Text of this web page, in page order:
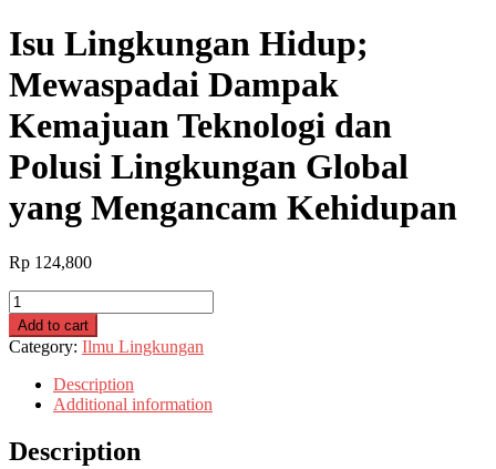
Isu Lingkungan Hidup;
Mewaspadai Dampak
Kemajuan Teknologi dan
Polusi Lingkungan Global
yang Mengancam Kehidupan
Rp 124,800
Isu
Lingkungan
Hidup;
Mewaspadai
Dampak
Kemajuan
Teknologi
dan
Polusi
Add to cart
Category: Ilmu Lingkungan
Description
Additional information
Description